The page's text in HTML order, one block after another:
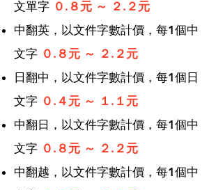
文單字 ０.８元 ～ ２.２元​
中翻英，以文件字數計價，每1個中
文字 ０.８元 ～ ２.２元
日翻中，以文件字數計價，每1個日
文字 ０.４元 ～ １.１元
中翻日，以文件字數計價，每1個中
文字 ０.８元 ～ ２.２元
中翻越，以文件字數計價，每1個中